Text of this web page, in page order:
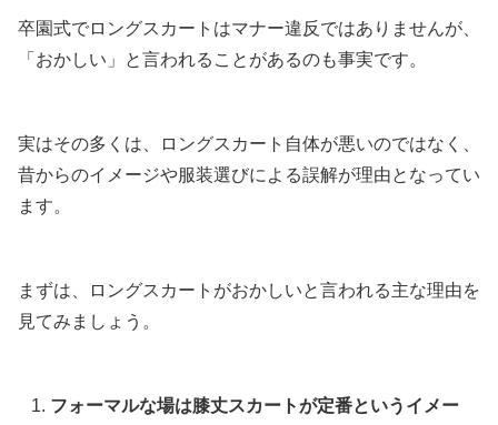
卒園式でロングスカートはマナー違反ではありませんが、
「おかしい」と言われることがあるのも事実です。
実はその多くは、ロングスカート自体が悪いのではなく、
昔からのイメージや服装選びによる誤解が理由となってい
ます。
まずは、ロングスカートがおかしいと言われる主な理由を
見てみましょう。
フォーマルな場は膝丈スカートが定番というイメー